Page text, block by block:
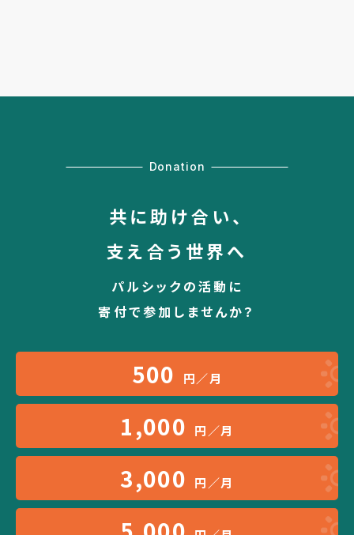
Donation
共に助け合い、
支え合う世界へ
パルシックの活動に
寄付で参加しませんか？
500 円／月
1,000 円／月
3,000 円／月